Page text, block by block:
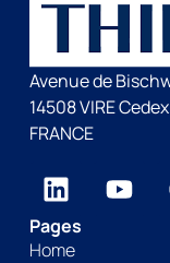
Avenue de
14508 VIRE Cedex
FRANCE
Pages
Home